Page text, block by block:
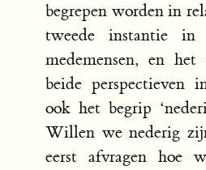
begrepen worden in
tweede instantie
medemensen, en
beide perspectieven
ook het begrip
Willen we nederig
eerst afvragen hoe